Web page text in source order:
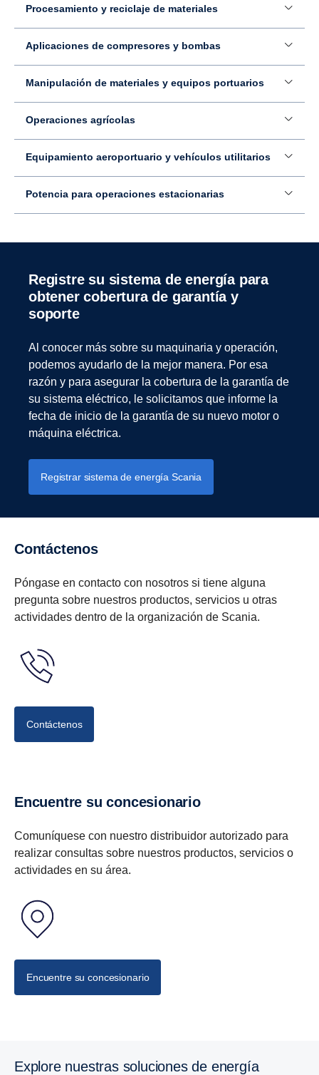
Procesamiento y reciclaje de materiales
Aplicaciones de compresores y bombas
Manipulación de materiales y equipos portuarios
Operaciones agrícolas
Equipamiento aeroportuario y vehículos utilitarios
Potencia para operaciones estacionarias
Registre su sistema de energía para
obtener cobertura de garantía y
soporte
Al conocer más sobre su maquinaria y operación,
podemos ayudarlo de la mejor manera. Por esa
razón y para asegurar la cobertura de la garantía de
su sistema eléctrico, le solicitamos que informe la
fecha de inicio de la garantía de su nuevo motor o
máquina eléctrica.
Registrar sistema de energía Scania
Contáctenos
Póngase en contacto con nosotros si tiene alguna
pregunta sobre nuestros productos, servicios u otras
actividades dentro de la organización de Scania.
Contáctenos
Encuentre su concesionario
Comuníquese con nuestro distribuidor autorizado para
realizar consultas sobre nuestros productos, servicios o
actividades en su área.
Encuentre su concesionario
Explore nuestras soluciones de energía